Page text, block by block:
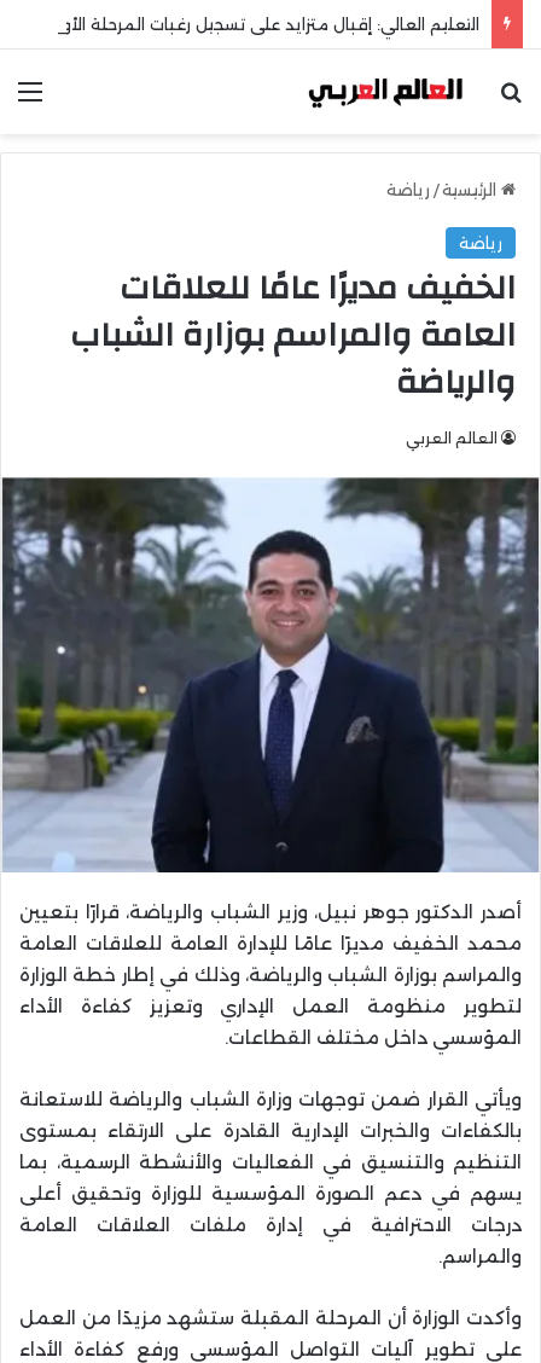
بحث عن
الرئيسية/ رياضة
رياضة
الخفيف مديرًا عامًا للعلاقات
العامة والمراسم بوزارة الشباب
والرياضة
العالم العربي
أصدر الدكتور جوهر نبيل، وزير الشباب والرياضة، قرارًا بتعيين
محمد الخفيف مديرًا عامًا للإدارة العامة للعلاقات العامة
والمراسم بوزارة الشباب والرياضة، وذلك في إطار خطة الوزارة
لتطوير منظومة العمل الإداري وتعزيز كفاءة الأداء
المؤسسي داخل مختلف القطاعات.
ويأتي القرار ضمن توجهات وزارة الشباب والرياضة للاستعانة
بالكفاءات والخبرات الإدارية القادرة على الارتقاء بمستوى
التنظيم والتنسيق في الفعاليات والأنشطة الرسمية، بما
يسهم في دعم الصورة المؤسسية للوزارة وتحقيق أعلى
درجات الاحترافية في إدارة ملفات العلاقات العامة
والمراسم.
وأكدت الوزارة أن المرحلة المقبلة ستشهد مزيدًا من العمل
على تطوير آليات التواصل المؤسسي ورفع كفاءة الأداء